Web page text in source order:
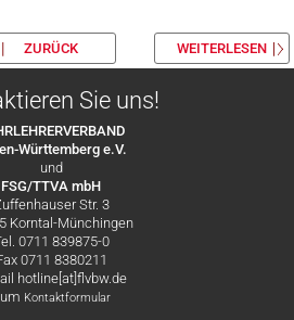
ZURÜCK WEITERLESEN
Sie uns!
Württemberg e.V.
und
FSG/TTVA mbH
Str. 3
Korntal-Münchingen
0711 839875-0
0711 8380211
hotline[at]flvbw.de
Kontaktformular